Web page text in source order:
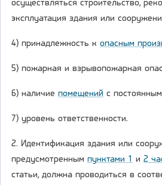
осуществляться строительство,
эксплуатация здания или
4) принадлежность к опасным
5) пожарная и взрывопожарная
6) наличие помещений с
7) уровень ответственности.
2. Идентификация здания или
предусмотренным пунктами 1 и 2
статьи, должна проводиться в